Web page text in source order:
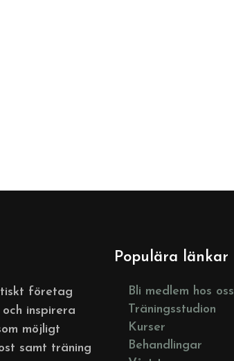
företag
inspirera
möjligt
samt träning
Populära länkar
Bli medlem hos oss
Träningsstudion
Kurser
Behandlingar